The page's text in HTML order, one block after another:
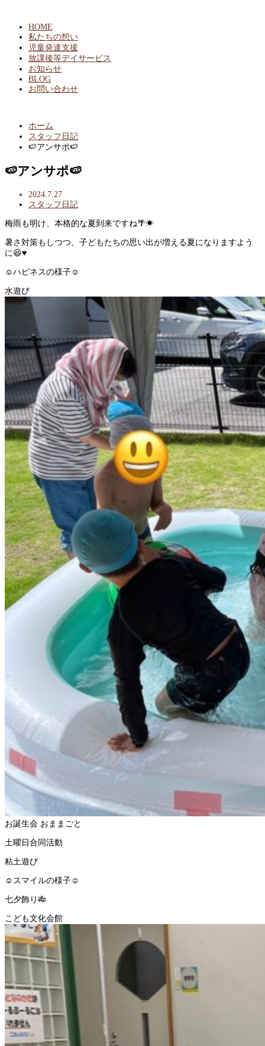
HOME
私たちの想い
児童発達支援
放課後等デイサービス
お知らせ
BLOG
お問い合わせ
ホーム
スタッフ日記
🍉アンサポ🍉
🍉アンサポ🍉
2024.7.27
スタッフ日記
梅雨も明け、本格的な夏到来ですね🌴☀
暑さ対策もしつつ、子どもたちの思い出が増える夏になりますよう
に😆♥
☺ハピネスの様子☺
水遊び
お誕生会 おままごと
土曜日合同活動
粘土遊び
☺スマイルの様子☺
七夕飾り🎋
こども文化会館